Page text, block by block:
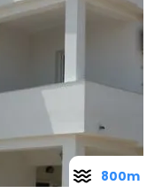
800m